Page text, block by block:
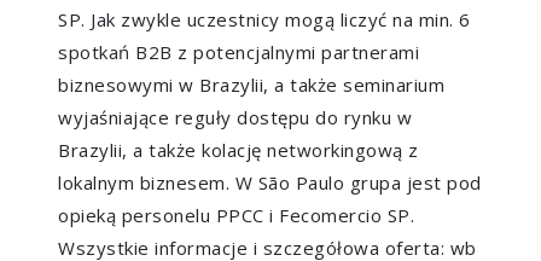
SP. Jak zwykle uczestnicy mogą liczyć na min. 6
spotkań B2B z potencjalnymi partnerami
biznesowymi w Brazylii, a także seminarium
wyjaśniające reguły dostępu do rynku w
Brazylii, a także kolację networkingową z
lokalnym biznesem. W São Paulo grupa jest pod
opieką personelu PPCC i Fecomercio SP.
Wszystkie informacje i szczegółowa oferta: wb